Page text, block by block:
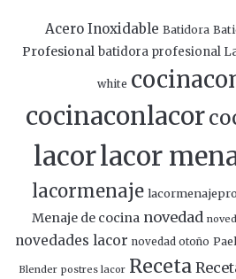
Acero Inoxidable Batidora
Profesional batidora profesional
white
cocinaconlacor
lacorlacor
lacormenaje
Menaje de cocina novedad
novedades lacor novedad otoño
Blender postres lacor Receta